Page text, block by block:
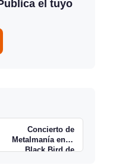
el tuyo
Concierto de
Metalmanía en el
Black Bird de